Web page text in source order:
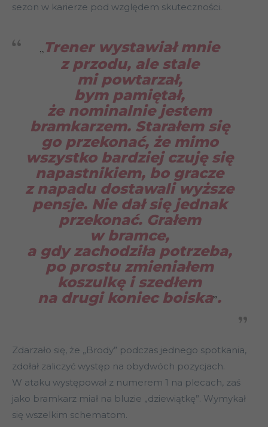
sezon w karierze pod względem skuteczności.
„ Trener wystawiał mnie
z przodu, ale stale
mi powtarzał,
bym pamiętał,
że nominalnie jestem
bramkarzem. Starałem się
go przekonać, że mimo
wszystko bardziej czuję się
napastnikiem, bo gracze
z napadu dostawali wyższe
pensje. Nie dał się jednak
przekonać. Grałem
w bramce,
a gdy zachodziła potrzeba,
po prostu zmieniałem
koszulkę i szedłem
na drugi koniec boiska”.
Zdarzało się, że „Brody” podczas jednego spotkania,
zdołał zaliczyć występ na obydwóch pozycjach.
W ataku występował z numerem 1 na plecach, zaś
jako bramkarz miał na bluzie „dziewiątkę”. Wymykał
się wszelkim schematom.